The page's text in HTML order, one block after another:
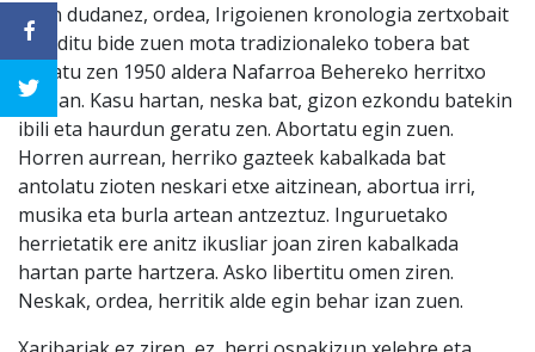
Jakin dudanez, ordea, Irigoienen kronologia zertxobait
gainditu bide zuen mota tradizionaleko tobera bat
ospatu zen 1950 aldera Nafarroa Behereko herritxo
batean. Kasu hartan, neska bat, gizon ezkondu batekin
ibili eta haurdun geratu zen. Abortatu egin zuen.
Horren aurrean, herriko gazteek kabalkada bat
antolatu zioten neskari etxe aitzinean, abortua irri,
musika eta burla artean antzeztuz. Inguruetako
herrietatik ere anitz ikusliar joan ziren kabalkada
hartan parte hartzera. Asko libertitu omen ziren.
Neskak, ordea, herritik alde egin behar izan zuen.